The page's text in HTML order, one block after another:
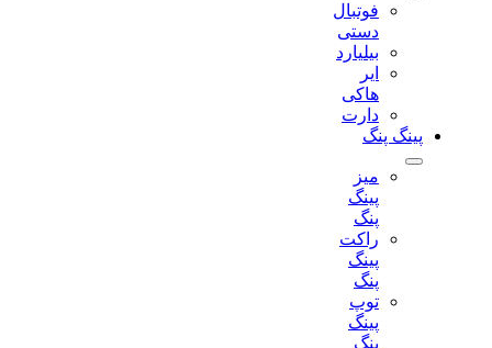
فوتبال
دستی
بیلیارد
دارت
پینگ پنگ
میز
راکت
توپ